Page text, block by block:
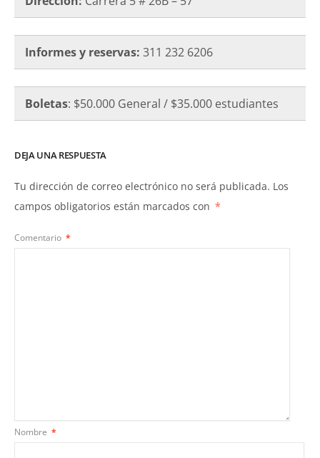
Informes y reservas: 311 232 6206
Boletas: $50.000 General / $35.000 estudiantes
DEJA UNA RESPUESTA
Tu dirección de correo electrónico no será publicada. Los
campos obligatorios están marcados con *
Comentario *
Nombre *